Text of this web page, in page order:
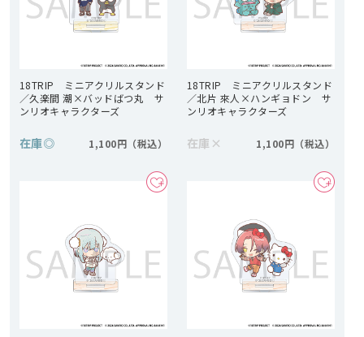
18TRIP ミニアクリルスタンド
／久楽間 潮×バッドばつ丸 サ
ンリオキャラクターズ
在庫◎ 1,100円
18TRIP ミニアクリルスタンド
／北片 來人×ハンギョドン サ
ンリオキャラクターズ
在庫 × 1,100円